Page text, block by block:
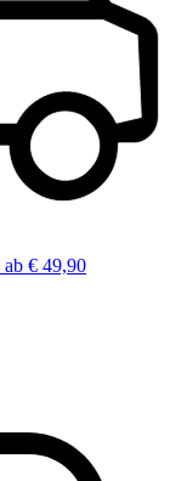
ab € 49,90